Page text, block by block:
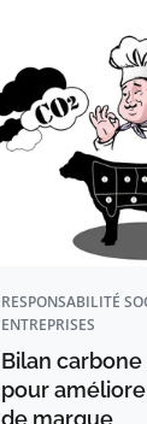
RESPONSABILITÉ
ENTREPRISES
Bilan
pour
de marque